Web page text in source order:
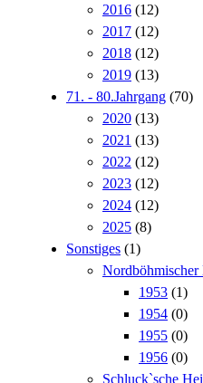
2016 (12)
2017 (12)
2018 (12)
2019 (13)
71. - 80.Jahrgang (70)
2020 (13)
2021 (13)
2022 (12)
2023 (12)
2024 (12)
2025 (8)
Sonstiges (1)
Nordböhmischer
1953 (1)
1954 (0)
1955 (0)
1956 (0)
Schluck`sche